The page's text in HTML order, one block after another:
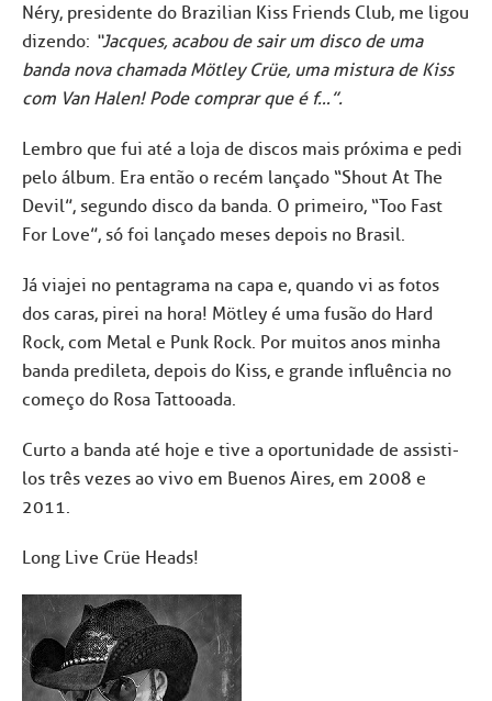
Néry, presidente do Brazilian Kiss Friends Club, me ligou
dizendo: “Jacques, acabou de sair um disco de uma
banda nova chamada Mötley Crüe, uma mistura de Kiss
com Van Halen! Pode comprar que é f…”.
Lembro que fui até a loja de discos mais próxima e pedi
pelo álbum. Era então o recém lançado “Shout At The
Devil”, segundo disco da banda. O primeiro, “Too Fast
For Love”, só foi lançado meses depois no Brasil.
Já viajei no pentagrama na capa e, quando vi as fotos
dos caras, pirei na hora! Mötley é uma fusão do Hard
Rock, com Metal e Punk Rock. Por muitos anos minha
banda predileta, depois do Kiss, e grande influência no
começo do Rosa Tattooada.
Curto a banda até hoje e tive a oportunidade de assisti-
los três vezes ao vivo em Buenos Aires, em 2008 e
2011.
Long Live Crüe Heads!